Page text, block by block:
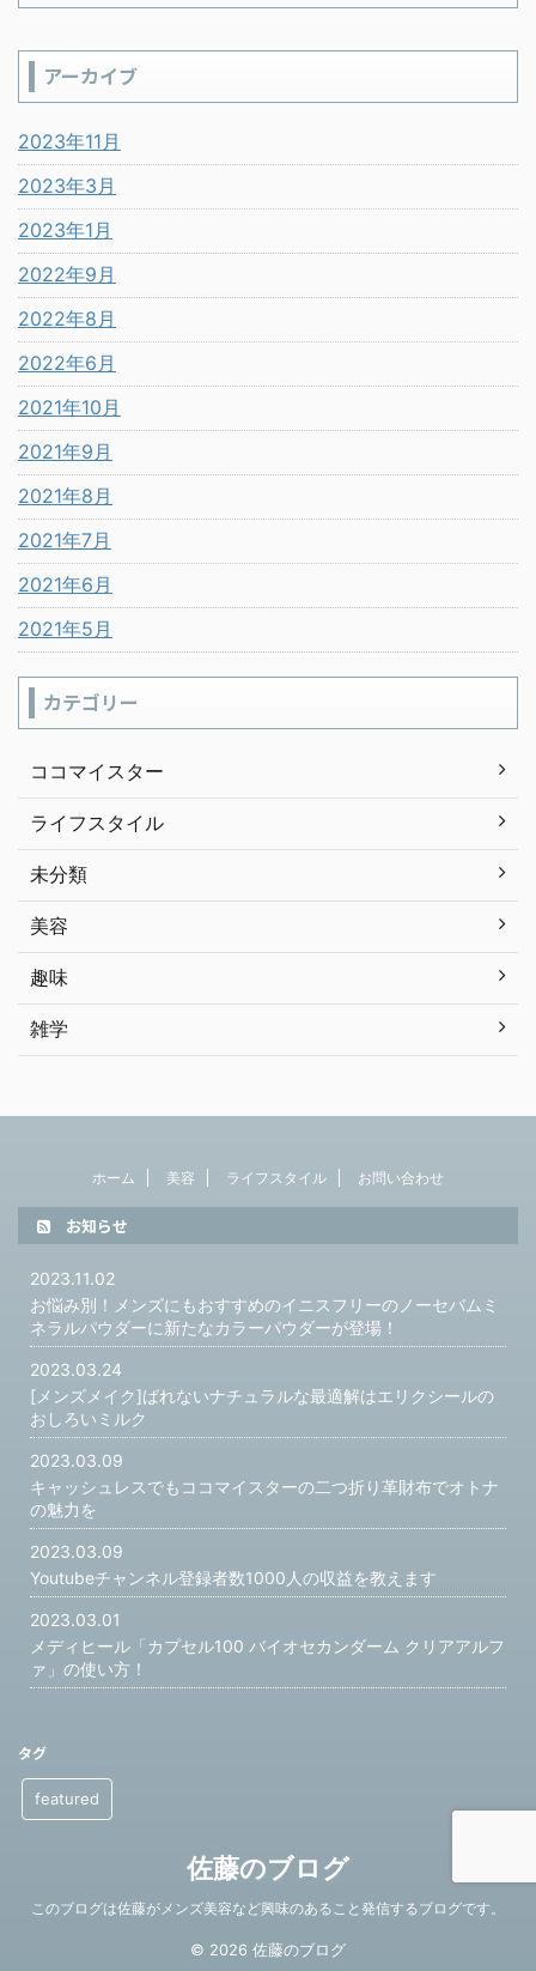
アーカイブ
2023年11月
2023年3月
2023年1月
2022年9月
2022年8月
2022年6月
2021年10月
2021年9月
2021年8月
2021年7月
2021年6月
2021年5月
カテゴリー
ココマイスター
ライフスタイル
未分類
美容
趣味
雑学
ホーム 美容 ライフスタイル お問い合わせ
お知らせ
2023.11.02
お悩み別！メンズにもおすすめのイニスフリーのノーセバムミ
ネラルパウダーに新たなカラーパウダーが登場！
2023.03.24
[メンズメイク]ばれないナチュラルな最適解はエリクシールの
おしろいミルク
2023.03.09
キャッシュレスでもココマイスターの二つ折り革財布でオトナ
の魅力を
2023.03.09
Youtubeチャンネル登録者数1000人の収益を教えます
2023.03.01
メディヒール「カプセル100 バイオセカンダーム クリアアルフ
ァ」の使い方！
タグ
featured
佐藤のブログ
このブログは佐藤がメンズ美容など興味のあること発信するブログです。
© 2026 佐藤のブログ